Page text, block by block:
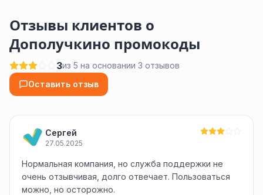
Отзывы клиентов о
Дополучкино промокоды
3из 5 на основании 3 отзывов
Оставить отзыв
Сергей
27.05.2025
Нормальная компания, но служба поддержки не
очень отзывчивая, долго отвечает. Пользоваться
можно, но осторожно.